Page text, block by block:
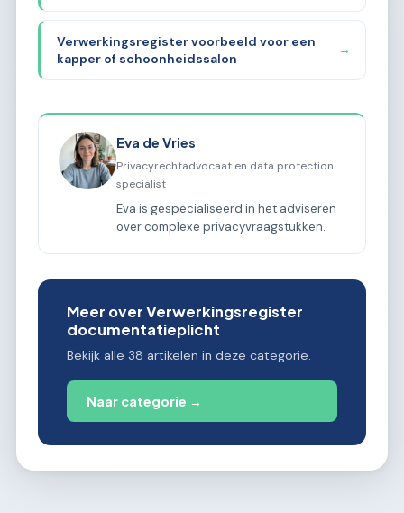
Verwerkingsregister voorbeeld voor een
kapper of schoonheidssalon
→
Eva de Vries
Privacyrechtadvocaat en data protection
specialist
Eva is gespecialiseerd in het adviseren
over complexe privacyvraagstukken.
Meer over Verwerkingsregister
documentatieplicht
Bekijk alle 38 artikelen in deze categorie.
Naar categorie →